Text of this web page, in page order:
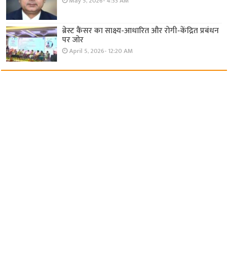
ब्रेस्ट कैंसर का साक्ष्य-आधारित और रोगी-केंद्रित प्रबंधन
पर जोर
April 5, 2026- 12:20 AM